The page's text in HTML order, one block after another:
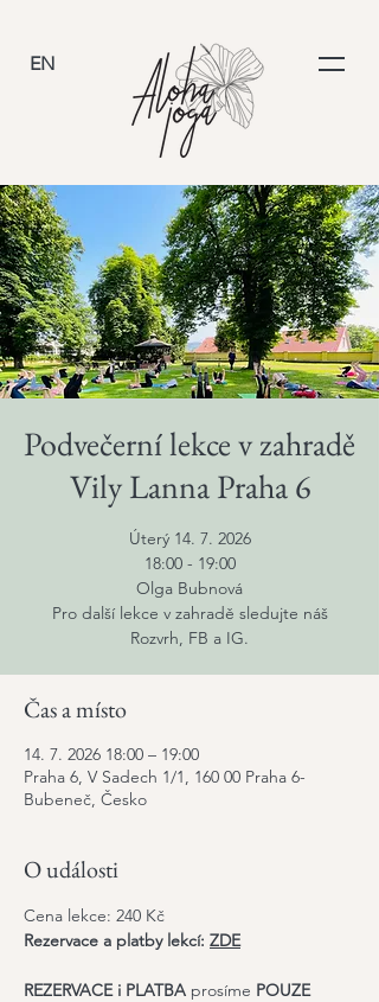
EN
Podvečerní lekce v zahradě
Vily Lanna Praha 6
Úterý 14. 7. 2026
18:00 - 19:00
Olga Bubnová
Pro další lekce v zahradě sledujte náš
Rozvrh, FB a IG.​
Čas a místo
14. 7. 2026 18:00 – 19:00
Praha 6, V Sadech 1/1, 160 00 Praha 6-
Bubeneč, Česko
O události
Cena lekce: 240 Kč
Rezervace a platby lekcí: ZDE
REZERVACE i PLATBA prosíme POUZE